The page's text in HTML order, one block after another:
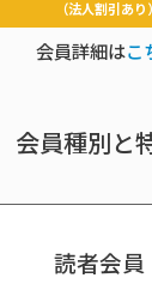
（法人割引あり）
会員詳細はこ
会員種別と
読者会員